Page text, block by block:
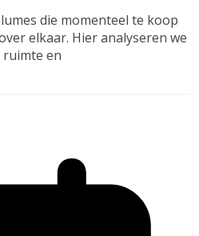
die momenteel te koop
elkaar. Hier analyseren we
en